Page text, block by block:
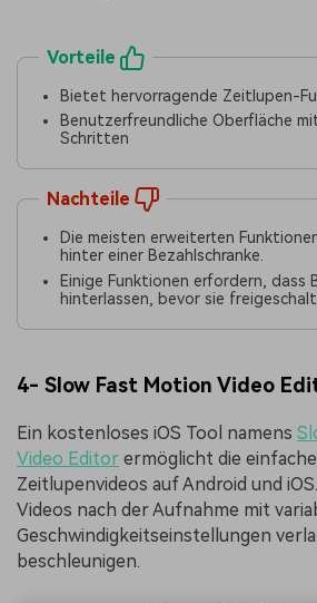
Vorteile
Bietet hervorragende Zeitlupen-
Benutzerfreundliche Oberfläche
Schritten
Nachteile
Die meisten erweiterten
hinter einer Bezahlschranke.
Einige Funktionen erfordern, dass
hinterlassen, bevor sie
4- Slow Fast Motion Video
Ein kostenloses iOS Tool namens
Video Editor ermöglicht die
Zeitlupenvideos auf Android und
Videos nach der Aufnahme mit
Geschwindigkeitseinstellungen
beschleunigen.